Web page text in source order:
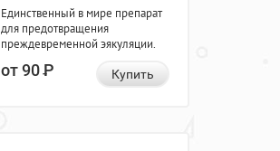
Единственный в мире препарат
для предотвращения
преждевременной эякуляции.
от 90Р Купить